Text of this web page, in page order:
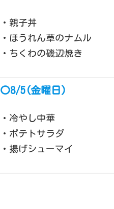
・親子丼
・ほうれん草のナムル
・ちくわの磯辺焼き
〇8/5(金曜日)
・冷やし中華
・ポテトサラダ
・揚げシューマイ